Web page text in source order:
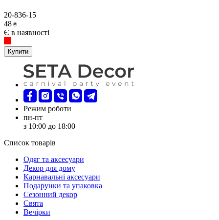
20-836-15
48 ₴
Є в наявності
Купити
Режим роботи
пн-пт
з 10:00 до 18:00
Список товарів
Oдяг та аксесуари
Декор для дому
Карнавальні аксесуари
Подарунки та упаковка
Сезонний декор
Свята
Вечірки